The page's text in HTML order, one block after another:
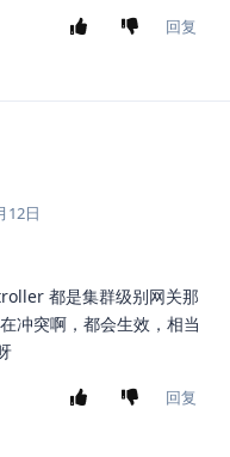
回复
12日
都是集群级别网关那
冲突啊，都会生效，相当
回复